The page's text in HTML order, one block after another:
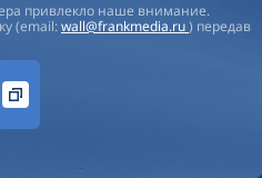
привлекло наше внимание.
(email:wall@frankmedia.ru) передав